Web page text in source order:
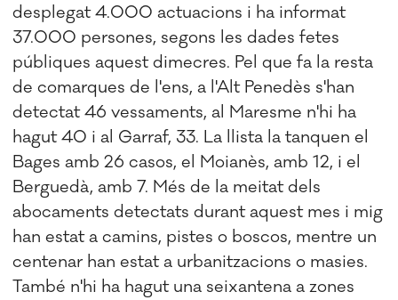
desplegat 4.000 actuacions i ha informat
37.000 persones, segons les dades fetes
públiques aquest dimecres. Pel que fa la resta
de comarques de l'ens, a l'Alt Penedès s'han
detectat 46 vessaments, al Maresme n'hi ha
hagut 40 i al Garraf, 33. La llista la tanquen el
Bages amb 26 casos, el Moianès, amb 12, i el
Berguedà, amb 7. Més de la meitat dels
abocaments detectats durant aquest mes i mig
han estat a camins, pistes o boscos, mentre un
centenar han estat a urbanitzacions o masies.
També n'hi ha hagut una seixantena a zones